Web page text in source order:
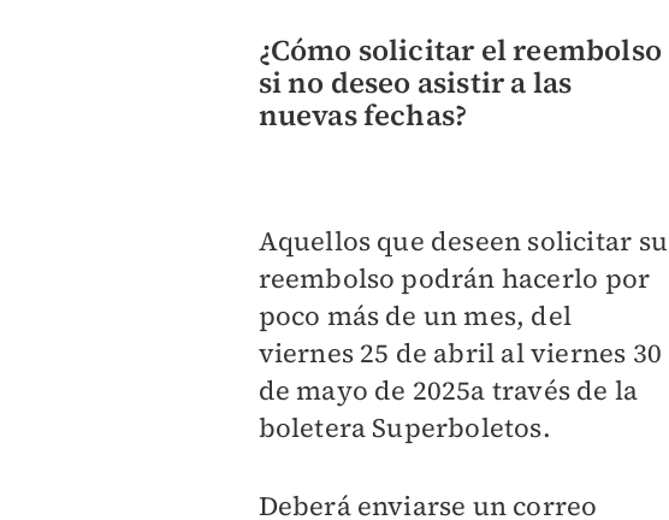
¿Cómo solicitar el reembolso
si no deseo asistir a las
nuevas fechas?
Aquellos que deseen solicitar su
reembolso podrán hacerlo por
poco más de un mes, del
viernes 25 de abril al viernes 30
de mayo de 2025a través de la
boletera Superboletos.
Deberá enviarse un correo